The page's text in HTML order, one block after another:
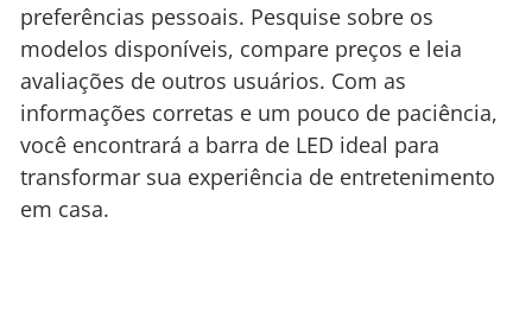
preferências pessoais. Pesquise sobre os
modelos disponíveis, compare preços e leia
avaliações de outros usuários. Com as
informações corretas e um pouco de paciência,
você encontrará a barra de LED ideal para
transformar sua experiência de entretenimento
em casa.